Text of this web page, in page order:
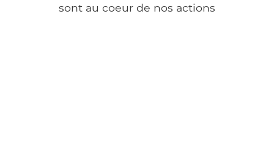
sont au coeur de nos actions